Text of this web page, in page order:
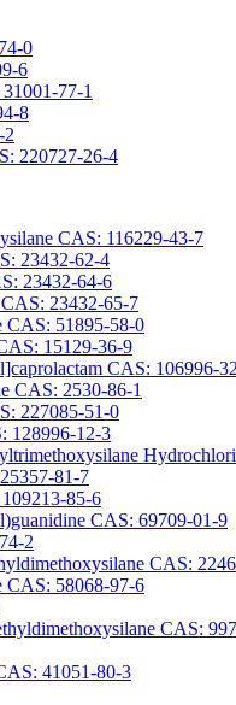
0
6
77-1
8
2
220727-26-4
CAS: 116229-43-7
23432-62-4
23432-64-6
23432-65-7
CAS: 51895-58-0
15129-36-9
CAS: 106996-
CAS: 2530-86-1
227085-51-0
128996-12-3
81-7
85-6
CAS: 69709-01-9
2
CAS:
58068-97-6
CAS:
41051-80-3